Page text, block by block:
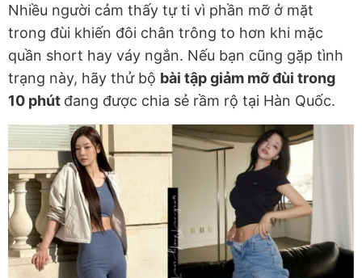
Nhiều người cảm thấy tự ti vì phần mỡ ở mặt
trong đùi khiến đôi chân trông to hơn khi mặc
quần short hay váy ngắn. Nếu bạn cũng gặp tình
trạng này, hãy thử bộ bài tập giảm mỡ đùi trong
10 phút đang được chia sẻ rầm rộ tại Hàn Quốc.